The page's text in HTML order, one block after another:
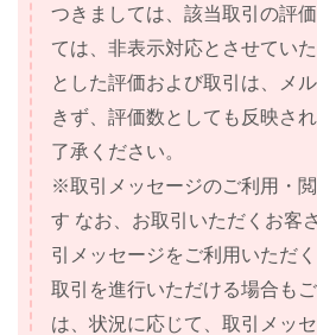
つきましては、該当取引の評
ては、非表示対応とさせてい
とした評価および取引は、メ
きず、評価数としても反映さ
了承ください。
※取引メッセージのご利用・
す なお、お取引いただくお客
引メッセージをご利用いただ
取引を進行いただける場合も
は、状況に応じて、取引メッ